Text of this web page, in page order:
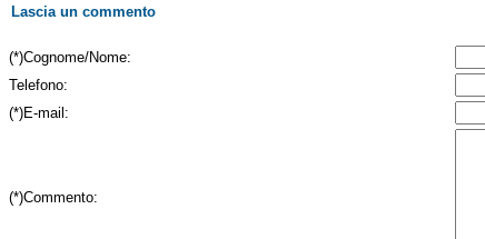
Lascia un commento
(*)Cognome/Nome:
Telefono:
(*)E-mail:
(*)Commento: